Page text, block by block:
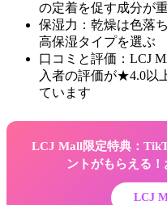
の定着を促す成分が
保湿力：乾燥は色落
高保湿タイプを選ぶ
口コミと評価：LCJ
入者の評価が★4.0以
ています
LCJ Mall限定特典：
ントがもらえる
LCJ